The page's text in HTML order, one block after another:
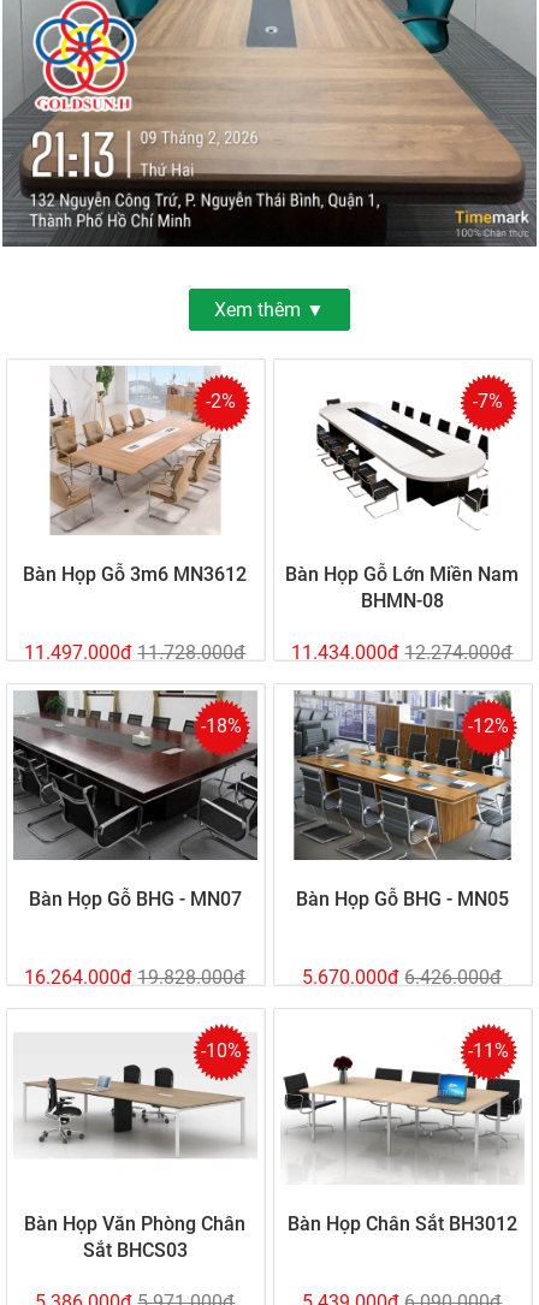
Xem thêm ▼
-2%
Bàn Họp Gỗ 3m6 MN3612
11.497.000đ 11.728.000đ
-7%
Bàn Họp Gỗ Lớn Miền Nam
BHMN-08
11.434.000đ 12.274.000đ
-18%
Bàn Họp Gỗ BHG - MN07
16.264.000đ 19.828.000đ
-12%
Bàn Họp Gỗ BHG - MN05
5.670.000đ 6.426.000đ
-10%
Bàn Họp Văn Phòng Chân
Sắt BHCS03
-11%
Bàn Họp Chân Sắt BH3012